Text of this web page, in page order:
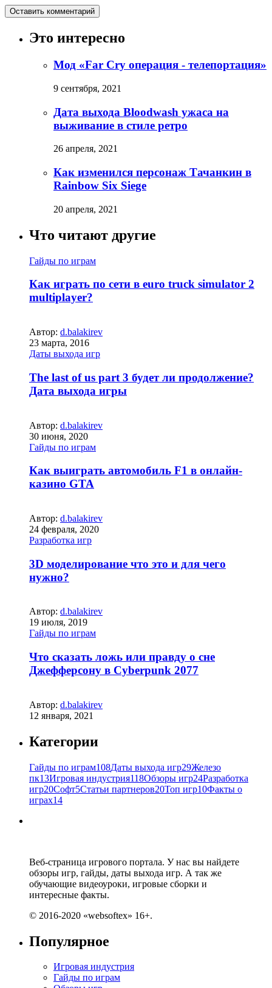
Это интересно
Мод «Far Cry операция - телепортация»
9 сентября, 2021
Дата выхода Bloodwash ужаса на
выживание в стиле ретро
26 апреля, 2021
Как изменился персонаж Тачанкин в
Rainbow Six Siege
20 апреля, 2021
Что читают другие
Гайды по играм
Как играть по сети в euro truck simulator 2
multiplayer?
Автор: d.balakirev
23 марта, 2016
Даты выхода игр
The last of us part 3 будет ли продолжение?
Дата выхода игры
Автор: d.balakirev
30 июня, 2020
Гайды по играм
Как выиграть автомобиль F1 в онлайн-
казино GTA
Автор: d.balakirev
24 февраля, 2020
Разработка игр
3D моделирование что это и для чего
нужно?
Автор: d.balakirev
19 июля, 2019
Гайды по играм
Что сказать ложь или правду о сне
Джефферсону в Cyberpunk 2077
Автор: d.balakirev
12 января, 2021
Категории
Гайды по играм108Даты выхода игр29Железо
пк13Игровая индустрия118Обзоры игр24Разработка
игр20Софт5Статьи партнеров20Топ игр10Факты о
играх14
Веб-страница игрового портала. У нас вы найдете
обзоры игр, гайды, даты выхода игр. А так же
обучающие видеоуроки, игровые сборки и
интересные факты.
© 2016-2020 «websoftex» 16+.
Популярное
Игровая индустрия
Гайды по играм